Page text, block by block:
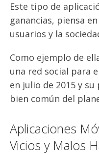
Este tipo de
ganancias, piensa
usuarios y la
Como ejemplo de
una red social para
en julio de 2015 y
bien común del
Aplicaciones
Vicios y Malos